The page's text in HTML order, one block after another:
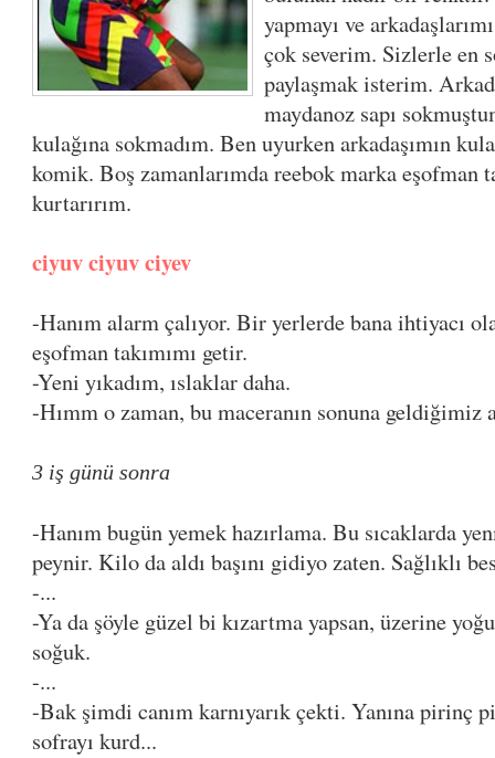
yapmayı ve
çok severim. Sizlerle en
paylaşmak isterim.
maydanoz sapı
kulağına sokmadım. Ben uyurken arkadaşımın
komik. Boş zamanlarımda reebok marka eşofman
kurtarırım.
ciyuv ciyuv ciyev
-Hanım alarm çalıyor. Bir yerlerde bana ihtiyacı
eşofman takımımı getir.
-Yeni yıkadım, ıslaklar daha.
-Hımm o zaman, bu maceranın sonuna geldiğimiz
3 iş günü sonra
-Hanım bugün yemek hazırlama. Bu sıcaklarda
peynir. Kilo da aldı başını gidiyo zaten. Sağlıklı
-...
-Ya da şöyle güzel bi kızartma yapsan, üzerine
soğuk.
-...
-Bak şimdi canım karnıyarık çekti. Yanına pirinç
sofrayı kurd...